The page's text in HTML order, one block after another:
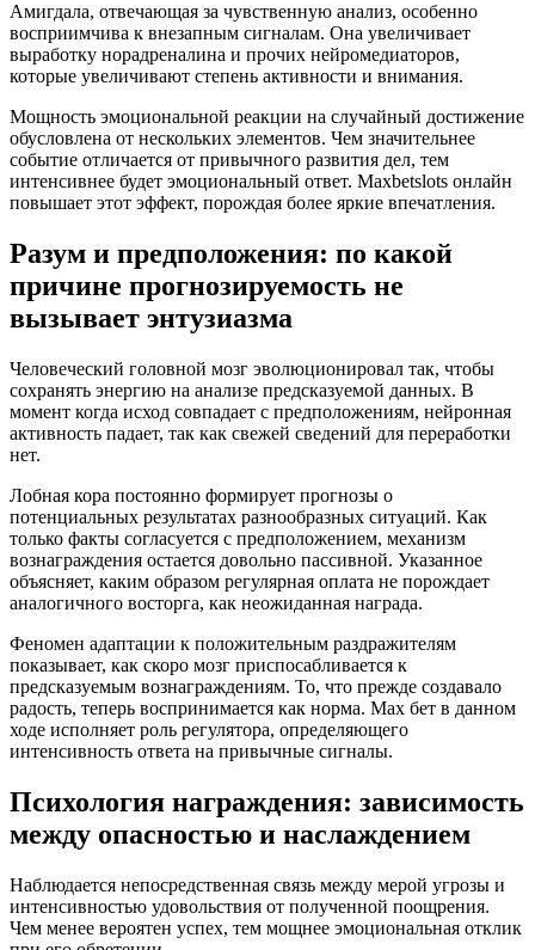
Амигдала, отвечающая за чувственную анализ, особенно
восприимчива к внезапным сигналам. Она увеличивает
выработку норадреналина и прочих нейромедиаторов,
которые увеличивают степень активности и внимания.
Мощность эмоциональной реакции на случайный достижение
обусловлена от нескольких элементов. Чем значительнее
событие отличается от привычного развития дел, тем
интенсивнее будет эмоциональный ответ. Maxbetslots онлайн
повышает этот эффект, порождая более яркие впечатления.
Разум и предположения: по какой
причине прогнозируемость не
вызывает энтузиазма
Человеческий головной мозг эволюционировал так, чтобы
сохранять энергию на анализе предсказуемой данных. В
момент когда исход совпадает с предположениям, нейронная
активность падает, так как свежей сведений для переработки
нет.
Лобная кора постоянно формирует прогнозы о
потенциальных результатах разнообразных ситуаций. Как
только факты согласуется с предположением, механизм
вознаграждения остается довольно пассивной. Указанное
объясняет, каким образом регулярная оплата не порождает
аналогичного восторга, как неожиданная награда.
Феномен адаптации к положительным раздражителям
показывает, как скоро мозг приспосабливается к
предсказуемым вознаграждениям. То, что прежде создавало
радость, теперь воспринимается как норма. Мах бет в данном
ходе исполняет роль регулятора, определяющего
интенсивность ответа на привычные сигналы.
Психология награждения: зависимость
между опасностью и наслаждением
Наблюдается непосредственная связь между мерой угрозы и
интенсивностью удовольствия от полученной поощрения.
Чем менее вероятен успех, тем мощнее эмоциональная отклик